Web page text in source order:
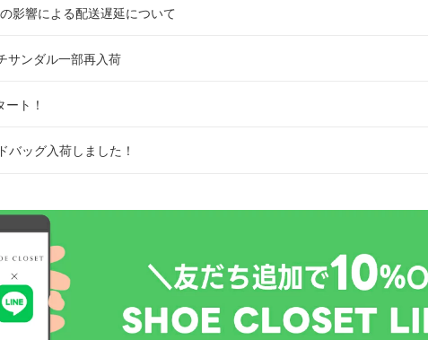
影響による配送遅延について
サンダル一部再入荷
ト！
バッグ入荷しました！